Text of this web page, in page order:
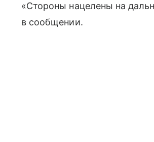
«Стороны нацелены на
в сообщении.